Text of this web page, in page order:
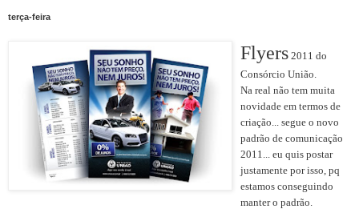
terça-feira
Flyers 2011 do
Consórcio União.
Na real não tem muita
novidade em termos de
criação... segue o novo
padrão de comunicação
2011... eu quis postar
justamente por isso, pq
estamos conseguindo
manter o padrão.